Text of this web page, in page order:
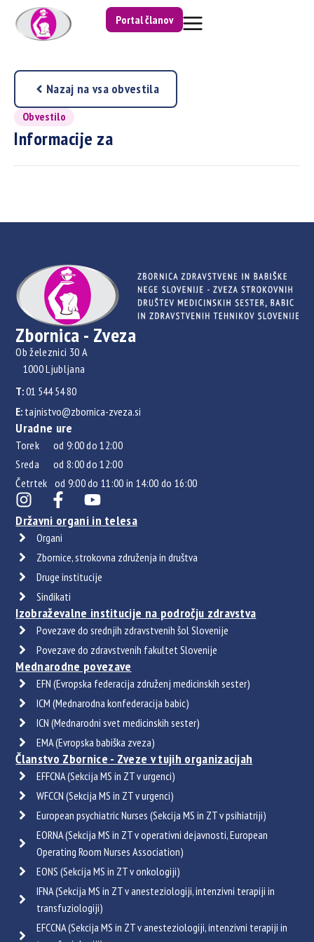
Portal članov
Nazaj na vsa obvestila
Obvestilo
Informacije za
Zbornica - Zveza
Ob železnici 30 A
1000 Ljubljana
T:01 544 54 80
E: tajnistvo@zbornica-zveza.si
Uradne ure
Torek od 9:00 do 12:00
Sreda od 8:00 do 12:00
Četrtek od 9:00 do 11:00 in 14:00 do 16:00
Državni organi in telesa
Organi
Zbornice, strokovna združenja in društva
Druge institucije
Sindikati
Izobraževalne institucije na področju zdravstva
Povezave do srednjih zdravstvenih šol Slovenije
Povezave do zdravstvenih fakultet Slovenije
Mednarodne povezave
EFN (Evropska federacija združenj medicinskih sester)
ICM (Mednarodna konfederacija babic)
ICN (Mednarodni svet medicinskih sester)
EMA (Evropska babiška zveza)
Članstvo Zbornice - Zveze v tujih organizacijah
EFFCNA (Sekcija MS in ZT v urgenci)
WFCCN (Sekcija MS in ZT v urgenci)
European psychiatric Nurses (Sekcija MS in ZT v psihiatriji)
EORNA (Sekcija MS in ZT v operativni dejavnosti, European
Operating Room Nurses Association)
EONS (Sekcija MS in ZT v onkologiji)
IFNA (Sekcija MS in ZT v anesteziologiji, intenzivni terapiji in
transfuziologiji)
EFCCNA (Sekcija MS in ZT v anesteziologiji, intenzivni terapiji in